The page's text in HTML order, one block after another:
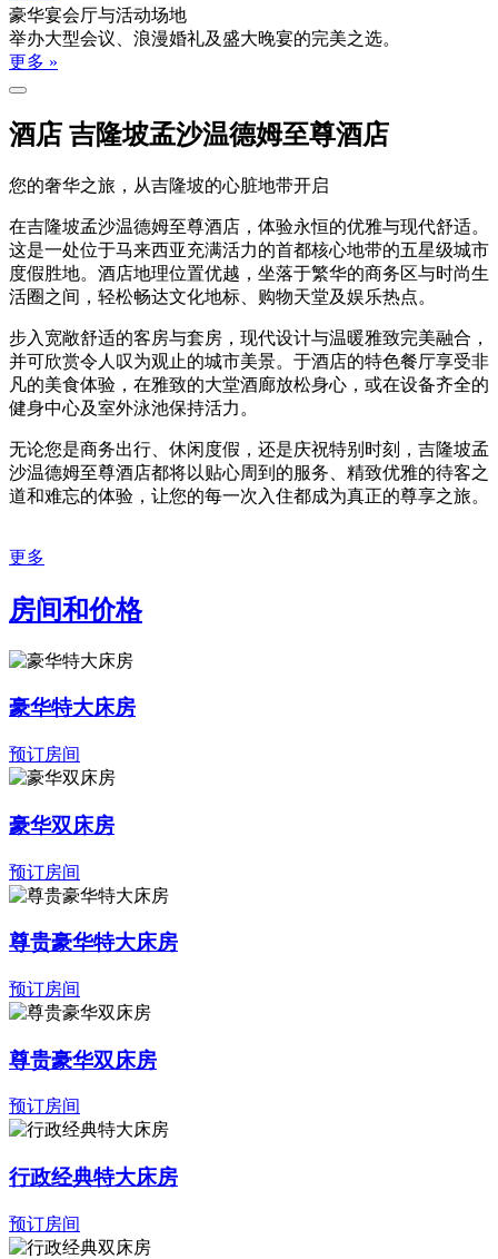
豪华宴会厅与活动场地
举办大型会议、浪漫婚礼及盛大晚宴的完美之选。
更多 »
酒店 吉隆坡孟沙温德姆至尊酒店
您的奢华之旅，从吉隆坡的心脏地带开启
在吉隆坡孟沙温德姆至尊酒店，体验永恒的优雅与现代舒适。
这是一处位于马来西亚充满活力的首都核心地带的五星级城市
度假胜地。酒店地理位置优越，坐落于繁华的商务区与时尚生
活圈之间，轻松畅达文化地标、购物天堂及娱乐热点。
步入宽敞舒适的客房与套房，现代设计与温暖雅致完美融合，
并可欣赏令人叹为观止的城市美景。于酒店的特色餐厅享受非
凡的美食体验，在雅致的大堂酒廊放松身心，或在设备齐全的
健身中心及室外泳池保持活力。
无论您是商务出行、休闲度假，还是庆祝特别时刻，吉隆坡孟
沙温德姆至尊酒店都将以贴心周到的服务、精致优雅的待客之
道和难忘的体验，让您的每一次入住都成为真正的尊享之旅。
更多
房间和价格
豪华特大床房
预订房间
豪华双床房
预订房间
尊贵豪华特大床房
预订房间
尊贵豪华双床房
预订房间
行政经典特大床房
预订房间